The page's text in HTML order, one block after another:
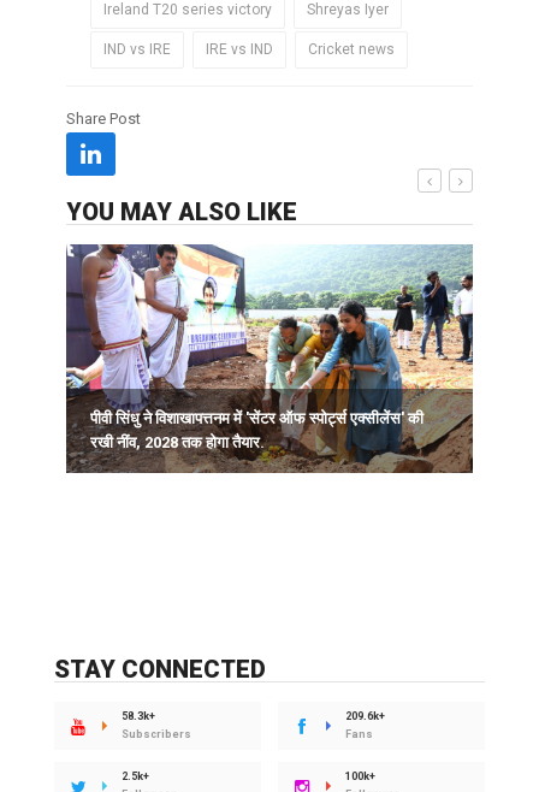
Ireland T20 series victory Shreyas Iyer
IND vs IRE IRE vs IND Cricket news
Share Post
YOU MAY ALSO LIKE
पीवी सिंधु ने विशाखापत्तनम में 'सेंटर ऑफ स्पोर्ट्स एक्सीलेंस' की
रखी नींव, 2028 तक होगा तैयार.
STAY CONNECTED
58.3k+
Subscribers
209.6k+
Fans
2.5k+
100k+